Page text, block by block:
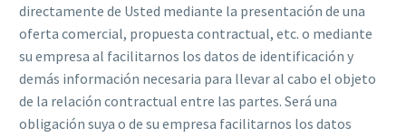
directamente de Usted mediante la presentación de una
oferta comercial, propuesta contractual, etc. o mediante
su empresa al facilitarnos los datos de identificación y
demás información necesaria para llevar al cabo el objeto
de la relación contractual entre las partes. Será una
obligación suya o de su empresa facilitarnos los datos